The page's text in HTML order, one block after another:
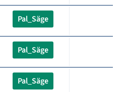
Pal_Säge
Pal_Säge
Pal_Säge